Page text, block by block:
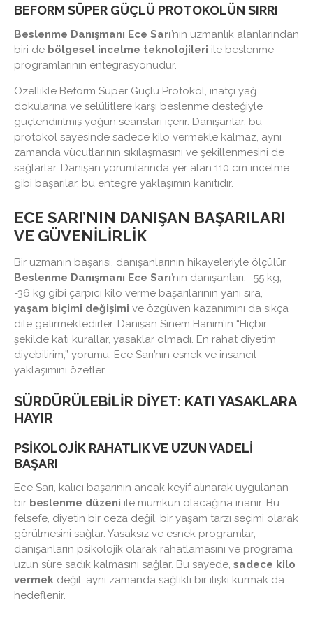
BEFORM SÜPER GÜÇLÜ PROTOKOLÜN SIRRI
Beslenme Danışmanı Ece Sarı’nın uzmanlık alanlarından
biri de bölgesel incelme teknolojileri ile beslenme
programlarının entegrasyonudur.
Özellikle Beform Süper Güçlü Protokol, inatçı yağ
dokularına ve selülitlere karşı beslenme desteğiyle
güçlendirilmiş yoğun seansları içerir. Danışanlar, bu
protokol sayesinde sadece kilo vermekle kalmaz, aynı
zamanda vücutlarının sıkılaşmasını ve şekillenmesini de
sağlarlar. Danışan yorumlarında yer alan 110 cm incelme
gibi başarılar, bu entegre yaklaşımın kanıtıdır.
ECE SARI’NIN DANIŞAN BAŞARILARI
VE GÜVENILIRLIK
Bir uzmanın başarısı, danışanlarının hikayeleriyle ölçülür.
Beslenme Danışmanı Ece Sarı’nın danışanları, -55 kg,
-36 kg gibi çarpıcı kilo verme başarılarının yanı sıra,
yaşam biçimi değişimi ve özgüven kazanımını da sıkça
dile getirmektedirler. Danışan Sinem Hanım’ın “Hiçbir
şekilde katı kurallar, yasaklar olmadı. En rahat diyetim
diyebilirim,” yorumu, Ece Sarı’nın esnek ve insancıl
yaklaşımını özetler.
SÜRDÜRÜLEBILIR DIYET: KATI YASAKLARA
HAYIR
PSIKOLOJIK RAHATLIK VE UZUN VADELI
BAŞARI
Ece Sarı, kalıcı başarının ancak keyif alınarak uygulanan
bir beslenme düzeni ile mümkün olacağına inanır. Bu
felsefe, diyetin bir ceza değil, bir yaşam tarzı seçimi olarak
görülmesini sağlar. Yasaksız ve esnek programlar,
danışanların psikolojik olarak rahatlamasını ve programa
uzun süre sadık kalmasını sağlar. Bu sayede, sadece kilo
vermek değil, aynı zamanda sağlıklı bir ilişki kurmak da
hedeflenir.